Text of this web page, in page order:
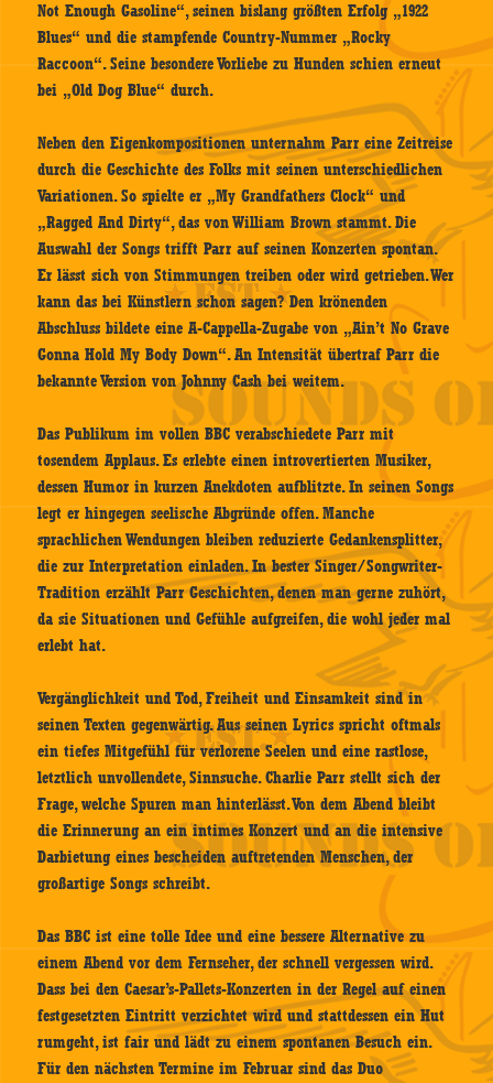
Not Enough Gasoline“, seinen bislang größten Erfolg „1922
Blues“ und die stampfende Country-Nummer „Rocky
Raccoon“. Seine besondere Vorliebe zu Hunden schien erneut
bei „Old Dog Blue“ durch.
Neben den Eigenkompositionen unternahm Parr eine Zeitreise
durch die Geschichte des Folks mit seinen unterschiedlichen
Variationen. So spielte er „My Grandfathers Clock“ und
„Ragged And Dirty“, das von William Brown stammt. Die
Auswahl der Songs trifft Parr auf seinen Konzerten spontan.
Er lässt sich von Stimmungen treiben oder wird getrieben. Wer
kann das bei Künstlern schon sagen? Den krönenden
Abschluss bildete eine A-Cappella-Zugabe von „Ain’t No Grave
Gonna Hold My Body Down“. An Intensität übertraf Parr die
bekannte Version von Johnny Cash bei weitem.
Das Publikum im vollen BBC verabschiedete Parr mit
tosendem Applaus. Es erlebte einen introvertierten Musiker,
dessen Humor in kurzen Anekdoten aufblitzte. In seinen Songs
legt er hingegen seelische Abgründe offen. Manche
sprachlichen Wendungen bleiben reduzierte Gedankensplitter,
die zur Interpretation einladen. In bester Singer/Songwriter-
Tradition erzählt Parr Geschichten, denen man gerne zuhört,
da sie Situationen und Gefühle aufgreifen, die wohl jeder mal
erlebt hat.
Vergänglichkeit und Tod, Freiheit und Einsamkeit sind in
seinen Texten gegenwärtig. Aus seinen Lyrics spricht oftmals
ein tiefes Mitgefühl für verlorene Seelen und eine rastlose,
letztlich unvollendete, Sinnsuche. Charlie Parr stellt sich der
Frage, welche Spuren man hinterlässt. Von dem Abend bleibt
die Erinnerung an ein intimes Konzert und an die intensive
Darbietung eines bescheiden auftretenden Menschen, der
großartige Songs schreibt.
Das BBC ist eine tolle Idee und eine bessere Alternative zu
einem Abend vor dem Fernseher, der schnell vergessen wird.
Dass bei den Caesar’s-Pallets-Konzerten in der Regel auf einen
festgesetzten Eintritt verzichtet wird und stattdessen ein Hut
rumgeht, ist fair und lädt zu einem spontanen Besuch ein.
Für den nächsten Termine im Februar sind das Duo